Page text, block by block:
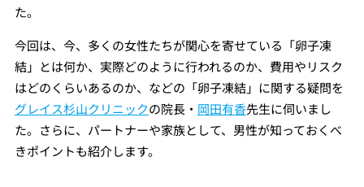
た。
今回は、今、多くの女性たちが関心を寄せている「卵子凍
結」とは何か、実際どのように行われるのか、 費用やリスク
はどのくらいあるのか、などの「卵子凍結」に関する疑問を
グレイス杉山クリニックの院長・ 岡田有香先生に伺いまし
た。さらに、パートナーや家族として、男性が知っておくべ
きポイントも紹介します。